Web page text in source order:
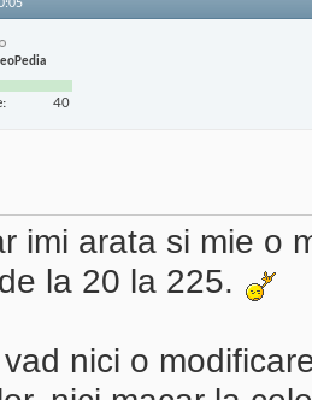
40
imi arata si mie o
la 20 la 225.
nici o